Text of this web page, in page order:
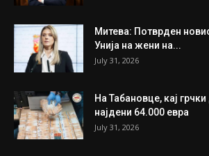
Митева: Потврден
Унија на жени на...
July 31, 2026
На Табановце, кај
најдени 64.000 евра
July 31, 2026